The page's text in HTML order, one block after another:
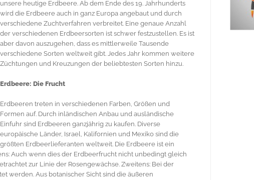
unsere heutige Erdbeere. Ab dem Ende des 19. Jahrhunderts
wird die Erdbeere auch in ganz Europa angebaut und durch
verschiedene Zuchtverfahren verbreitet. Eine genaue Anzahl
der verschiedenen Erdbeersorten ist schwer festzustellen. Es ist
aber davon auszugehen, dass es mittlerweile Tausende
verschiedene Sorten weltweit gibt. Jedes Jahr kommen weitere
Züchtungen und Kreuzungen der beliebtesten Sorten hinzu.
Erdbeere: Die Frucht
Erdbeeren treten in verschiedenen Farben, Größen und
Formen auf. Durch inländischen Anbau und ausländische
Einfuhr sind Erdbeeren ganzjährig zu kaufen. Diverse
europäische Länder, Israel, Kalifornien und Mexiko sind die
größten Erdbeerlieferanten weltweit. Die Erdbeere ist ein
Auch wenn dies der Erdbeerfrucht nicht unbedingt gleich
zur Linie der Rosengewächse. Zweitens: Bei der
werden. Aus botanischer Sicht sind die äußeren